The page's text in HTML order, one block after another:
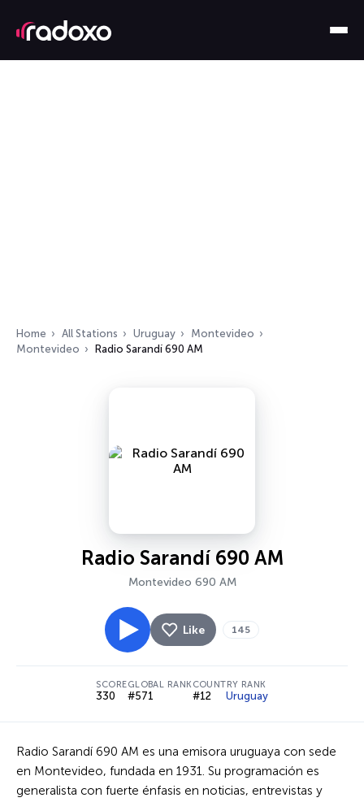
Home All Stations Uruguay
Montevideo
Montevideo
Radio Sarandí 690 AM
Radio Sarandí 690 AM
Montevideo 690 AM
Like 145
SCORE
330
GLOBAL RANK
#571
COUNTRY RANK
#12 Uruguay
Radio Sarandí 690 AM es una emisora uruguaya con sede
en Montevideo, fundada en 1931. Su programación es
generalista con fuerte énfasis en noticias, entrevistas y